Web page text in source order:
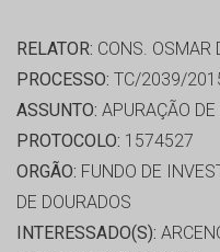
RELATOR: CONS. OSMAR
PROCESSO: TC/2039/
ASSUNTO: APURAÇÃO
PROTOCOLO: 1574527
ORGÃO: FUNDO DE
DE DOURADOS
INTERESSADO(S):